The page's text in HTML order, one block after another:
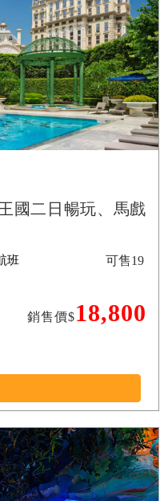
國二日暢玩、馬戲
班
銷售價$18,800
可售19